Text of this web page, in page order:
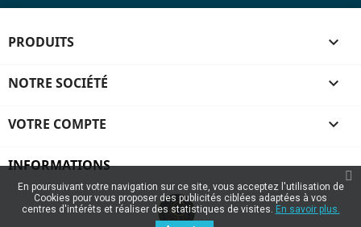
PRODUITS 
NOTRE SOCIÉTÉ 
VOTRE COMPTE 
INFORMATIONS
En poursuivant votre navigation sur ce site, vous acceptez l'utilisation de
Cookies pour vous proposer des publicités ciblées adaptées à vos
centres d'intérêts et réaliser des statistiques de visites. En savoir plus.